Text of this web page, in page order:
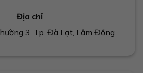
Địa chỉ
3, Tp. Đà Lạt, Lâm Đồng